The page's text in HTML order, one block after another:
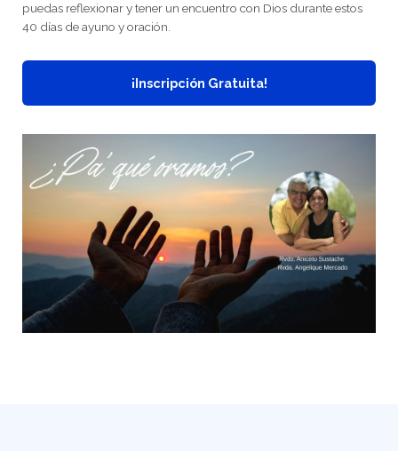
puedas reflexionar y tener un encuentro con Dios durante estos
40 días de ayuno y oración.
¡Inscripción Gratuita!